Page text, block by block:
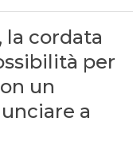
la cordata
per
un
a